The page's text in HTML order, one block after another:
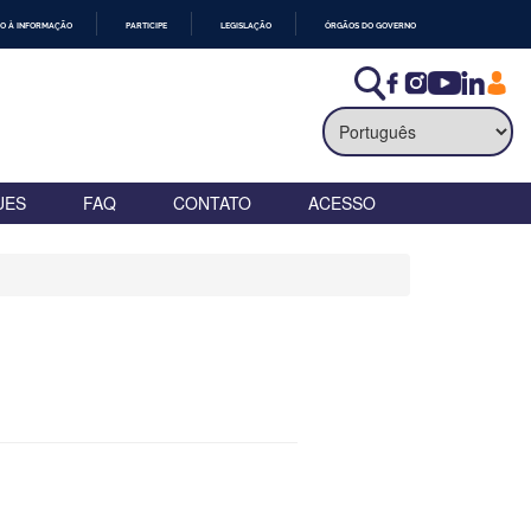
À INFORMAÇÃO PARTICIPE LEGISLAÇÃO ÓRGÃOS DO GOVERNO
FAQ CONTATO ACESSO